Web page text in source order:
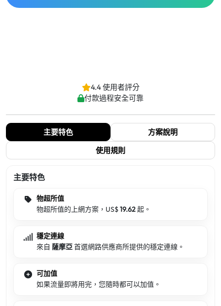
4.4 使用者評分
付款過程安全可靠
主要特色
方案說明
使用規則
主要特色
物超所值
物超所值的上網方案，US$19.62起。
穩定連線
來自 薩摩亞首選網路供應商所提供的穩定連線。
可加值
如果流量即將用完，您隨時都可以加值。